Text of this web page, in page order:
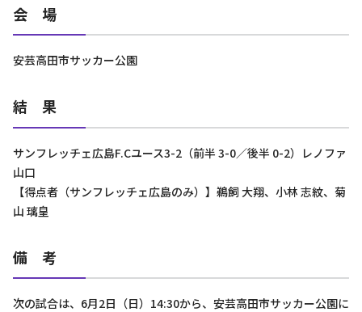
会 場
安芸高田市サッカー公園
結 果
サンフレッチェ広島F.Cユース3-2（前半 3-0／後半 0-2）レノファ
山口
【得点者（サンフレッチェ広島のみ）】鵜飼 大翔、小林 志紋、菊
山 璃皇
備 考
次の試合は、6月2日（日）14:30から、安芸高田市サッカー公園に